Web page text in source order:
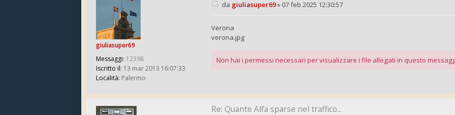
giuliasuper69
Messaggi: 12398
Iscritto il: 13 mar 2013 16:07:33
Località: Palermo
da giuliasuper69» 07 feb 2025 12:30:57
Verona
verona.jpg
Non hai i permessi necessari per visualizzare i file allegati in questo
Re: Quante Alfa sparse nel traffico...